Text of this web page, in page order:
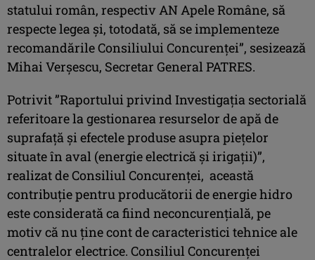
statului român, respectiv AN Apele Române, să
respecte legea și, totodată, să se implementeze
recomandările Consiliului Concurenţei”, sesizează
Mihai Verșescu, Secretar General PATRES.
Potrivit ”Raportului privind Investigaţia sectorială
referitoare la gestionarea resurselor de apă de
suprafaţă şi efectele produse asupra pieţelor
situate în aval (energie electrică şi irigaţii)”,
realizat de Consiliul Concurenței, această
contribuție pentru producătorii de energie hidro
este considerată ca fiind neconcurențială, pe
motiv că nu ține cont de caracteristici tehnice ale
centralelor electrice. Consiliul Concurenței